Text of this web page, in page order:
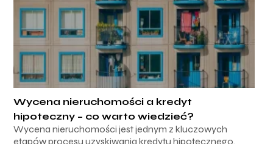
Wycena nieruchomości a kredyt
hipoteczny – co warto wiedzieć?
Wycena nieruchomości jest jednym z kluczowych
etapów procesu uzyskiwania kredytu hipotecznego.